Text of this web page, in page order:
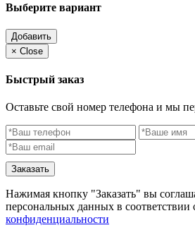
Выберите вариант
Добавить
× Close
Быстрый заказ
Оставьте свой номер телефона и мы
Заказать
Нажимая кнопку "Заказать" вы
персональных данных в соответствии
конфиденциальности